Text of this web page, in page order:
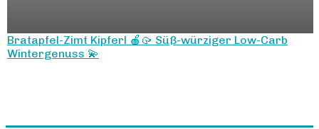
Bratapfel-Zimt Kipferl 🍎🥠 Süß-würziger Low-Carb
Wintergenuss 💫